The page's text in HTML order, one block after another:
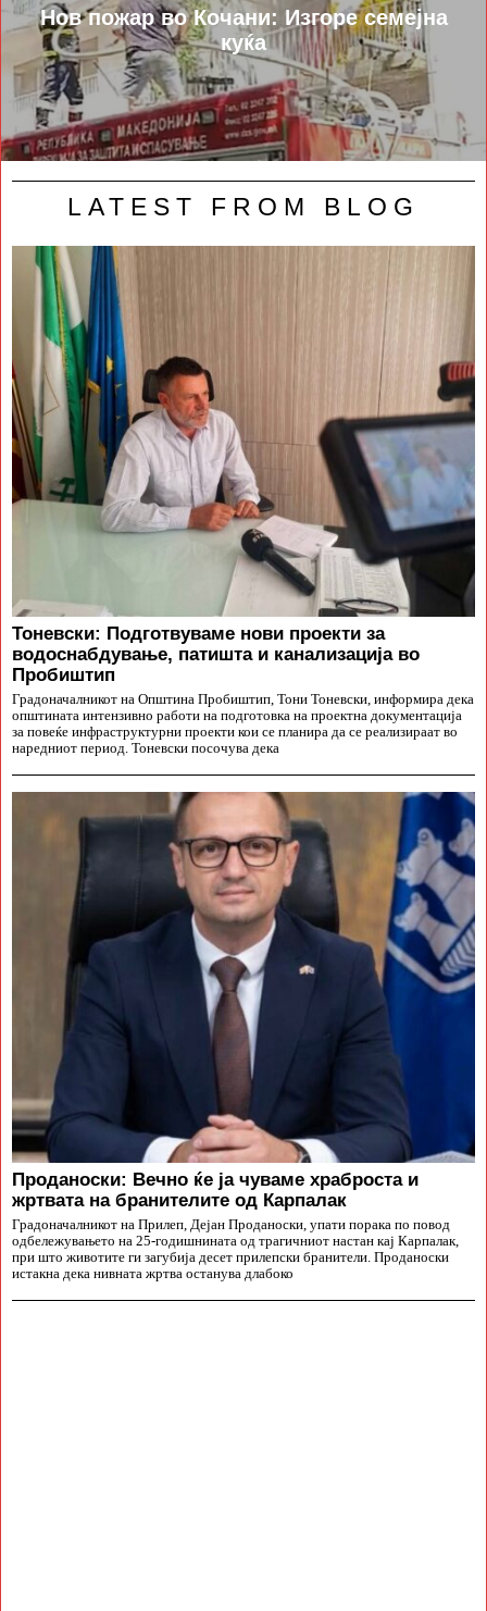
Нов пожар во Кочани: Изгоре семејна
куќа
LATEST FROM BLOG
Тоневски: Подготвуваме нови проекти за
водоснабдување, патишта и канализација во
Пробиштип
Градоначалникот на Општина Пробиштип, Тони Тоневски, информира дека
општината интензивно работи на подготовка на проектна документација
за повеќе инфраструктурни проекти кои се планира да се реализираат во
наредниот период. Тоневски посочува дека
Проданоски: Вечно ќе ја чуваме храброста и
жртвата на бранителите од Карпалак
Градоначалникот на Прилеп, Дејан Проданоски, упати порака по повод
одбележувањето на 25-годишнината од трагичниот настан кај Карпалак,
при што животите ги загубија десет прилепски бранители. Проданоски
истакна дека нивната жртва останува длабоко